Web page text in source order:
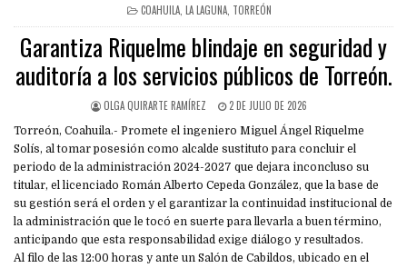
POSTED
IN
COAHUILA, LA LAGUNA, TORREÓN
Garantiza Riquelme blindaje en seguridad y
auditoría a los servicios públicos de Torreón.
OLGA QUIRARTE RAMÍREZ 2 DE JULIO DE 2026
Torreón, Coahuila.- Promete el ingeniero Miguel Ángel Riquelme
Solís, al tomar posesión como alcalde sustituto para concluir el
periodo de la administración 2024-2027 que dejara inconcluso su
titular, el licenciado Román Alberto Cepeda González, que la base de
su gestión será el orden y el garantizar la continuidad institucional de
la administración que le tocó en suerte para llevarla a buen término,
anticipando que esta responsabilidad exige diálogo y resultados.
Al filo de las 12:00 horas y ante un Salón de Cabildos, ubicado en el